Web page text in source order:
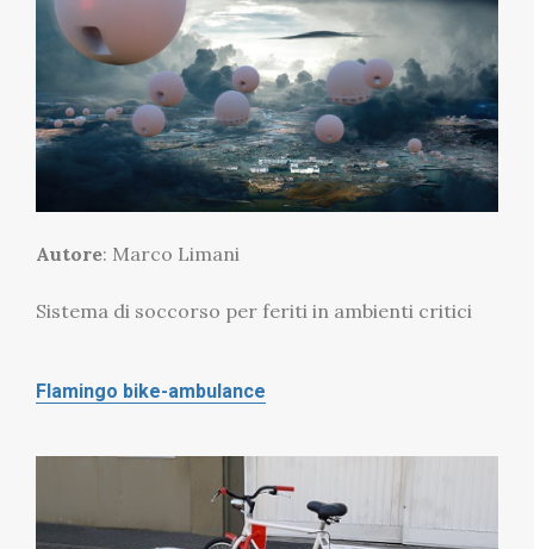
Autore: Marco Limani
Sistema di soccorso per feriti in ambienti critici
Flamingo bike-ambulance